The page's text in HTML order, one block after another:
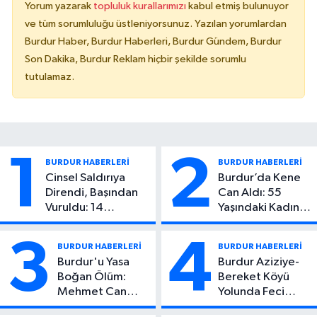
Yorum yazarak topluluk kurallarımızı kabul etmiş bulunuyor
ve tüm sorumluluğu üstleniyorsunuz. Yazılan yorumlardan
Burdur Haber, Burdur Haberleri, Burdur Gündem, Burdur
Son Dakika, Burdur Reklam hiçbir şekilde sorumlu
tutulamaz.
1 BURDUR HABERLERİ
Cinsel Saldırıya
Direndi, Başından
Vuruldu: 14
Yaşındaki Çocuktan
2 BURDUR HABERLERİ
Burdur’da Kene
Can Aldı: 55
Yaşındaki Kadın
Hayatını Kaybetti
3 BURDUR HABERLERİ
Burdur'u Yasa
Boğan Ölüm:
Mehmet Can
Atıcı Genç Yaşta
4 BURDUR HABERLERİ
Burdur Aziziye-
Bereket Köyü
Yolunda Feci
Kaza: 1 Ölü, 2